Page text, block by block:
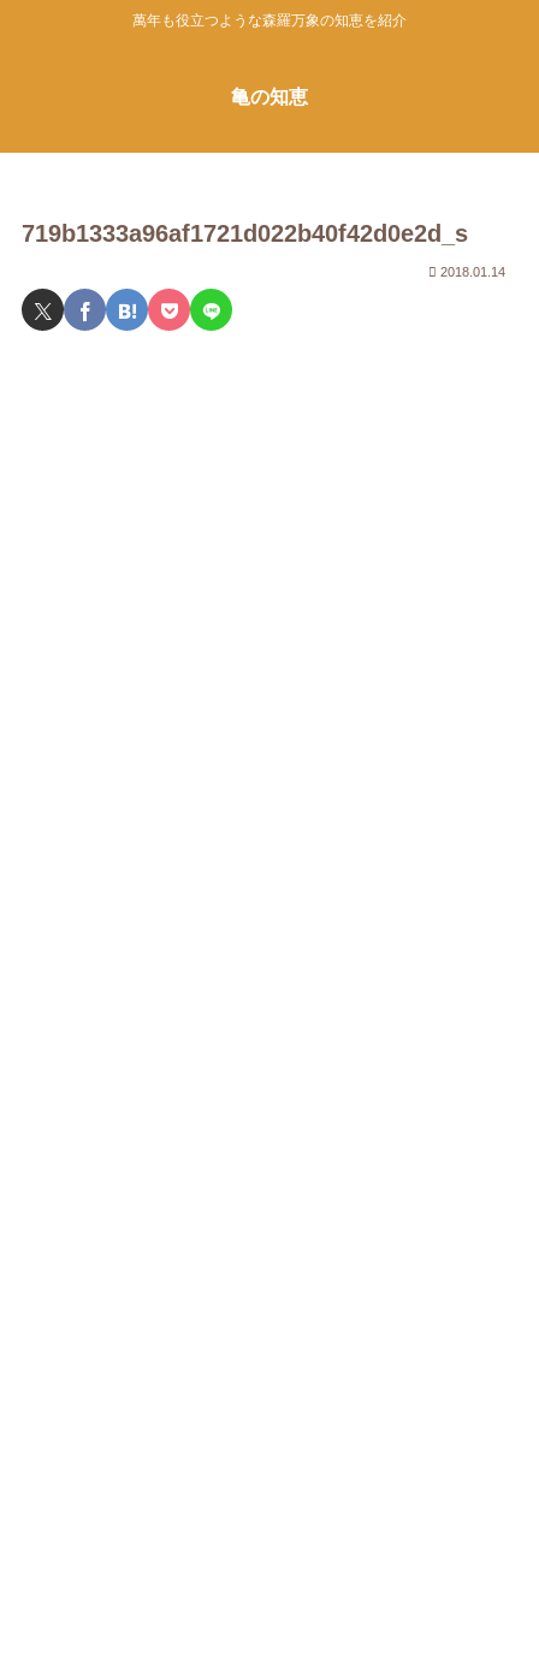
萬年も役立つような森羅万象の知恵を紹介
亀の知恵
719b1333a96af1721d022b40f42d0e2d_s
2018.01.14